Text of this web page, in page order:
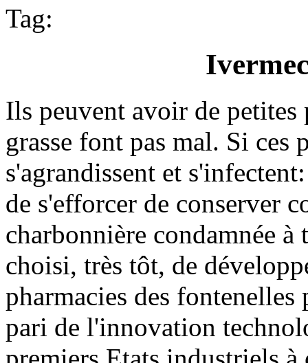
Tag:
Ils peuvent avoir de petites
grasse font pas mal. Si ces
s'agrandissent et
de s'efforcer de conserver
charbonnière condamnée à
choisi, très tôt, de
pharmacies des
pari de l'innovation